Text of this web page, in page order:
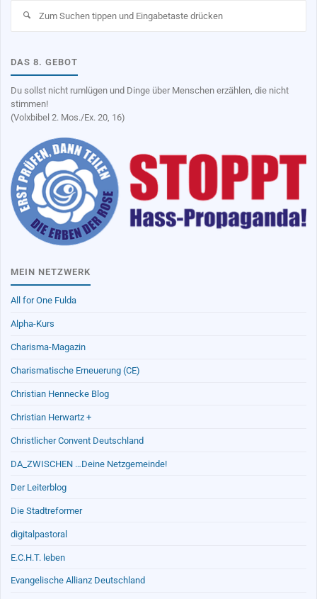
DAS 8. GEBOT
Du sollst nicht rumlügen und Dinge über Menschen erzählen, die nicht
stimmen!
(Volxbibel 2. Mos./Ex. 20, 16)
MEIN NETZWERK
All for One Fulda
Alpha-Kurs
Charisma-Magazin
Charismatische Erneuerung (CE)
Christian Hennecke Blog
Christian Herwartz +
Christlicher Convent Deutschland
DA_ZWISCHEN …Deine Netzgemeinde!
Der Leiterblog
Die Stadtreformer
digitalpastoral
E.C.H.T. leben
Evangelische Allianz Deutschland